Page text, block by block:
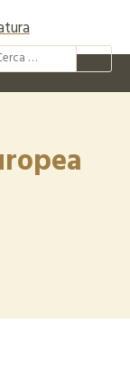
@xcn.cat